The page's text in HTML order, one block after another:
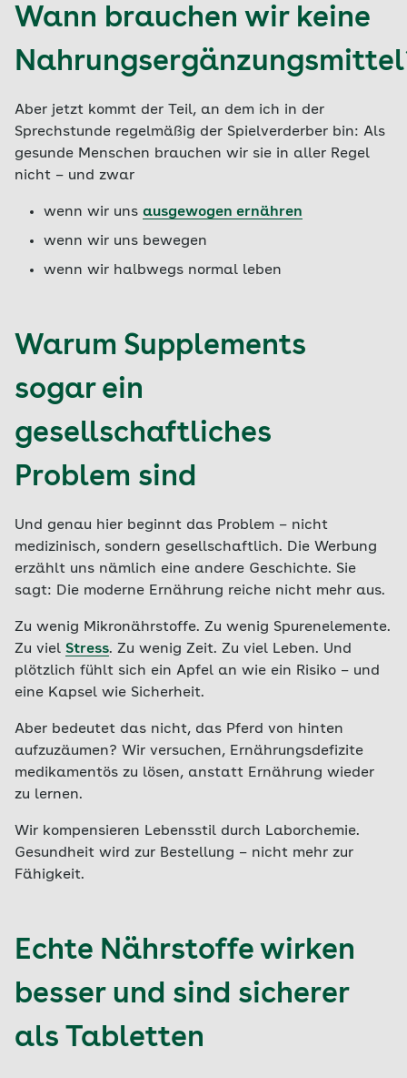
Wann brauchen wir keine
Aber jetzt kommt der Teil, an dem ich in der
Sprechstunde regelmäßig der Spielverderber bin: Als
gesunde Menschen brauchen wir sie in aller Regel
nicht – und zwar
wenn wir uns ausgewogen ernähren
wenn wir uns bewegen
wenn wir halbwegs normal leben
Warum Supplements
sogar ein
gesellschaftliches
Problem sind
Und genau hier beginnt das Problem – nicht
medizinisch, sondern gesellschaftlich. Die Werbung
erzählt uns nämlich eine andere Geschichte. Sie
sagt: Die moderne Ernährung reiche nicht mehr aus.
Zu wenig Mikronährstoffe. Zu wenig Spurenelemente.
Zu viel Stress. Zu wenig Zeit. Zu viel Leben. Und
plötzlich fühlt sich ein Apfel an wie ein Risiko – und
eine Kapsel wie Sicherheit.
Aber bedeutet das nicht, das Pferd von hinten
aufzuzäumen? Wir versuchen, Ernährungsdefizite
medikamentös zu lösen, anstatt Ernährung wieder
zu lernen.
Wir kompensieren Lebensstil durch Laborchemie.
Gesundheit wird zur Bestellung – nicht mehr zur
Fähigkeit.
Echte Nährstoffe wirken
besser und sind sicherer
als Tabletten